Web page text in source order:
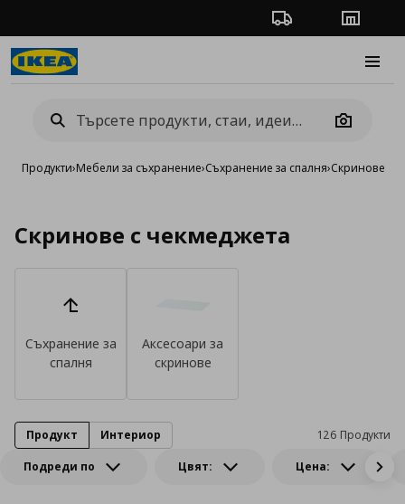
Проследяване на
Camera
Продукти›Мебели за съхранение›Съхранение за спалня›Скринове
Скринове с чекмеджета
Съхранение за
спалня
Аксесоари за
скринове
Подреди по Цвят: Цена:
126 Продукти
Продукт Интериор